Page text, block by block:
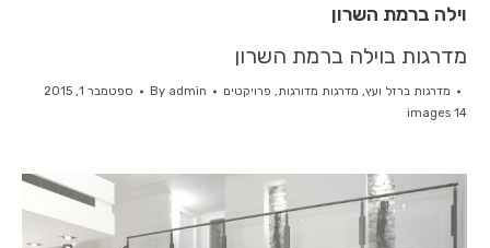
וילה ברמת השרון
מדרגות בוילה ברמת השרון
מדרגות ברזל ועץ, מדרגות מדורגות, פרויקטים By admin
ספטמבר 1, 2015
14 images